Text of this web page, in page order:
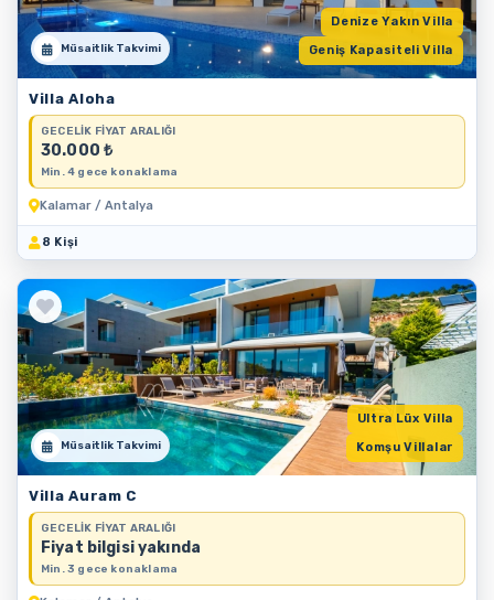
Müsaitlik Takvimi
Denize Yakın Villa
Geniş Kapasiteli Villa
Villa Aloha
GECELIK FIYAT ARALIĞI
30.000 ₺
Min. 4 gece konaklama
Kalamar / Antalya
8 Kişi
Müsaitlik Takvimi
Ultra Lüx Villa
Komşu Villalar
Villa Auram C
GECELIK FIYAT ARALIĞI
Fiyat bilgisi yakında
Min. 3 gece konaklama